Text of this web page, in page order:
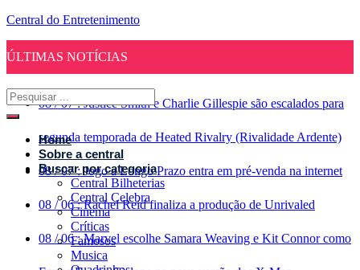
Central do Entretenimento
ÚLTIMAS NOTÍCIAS
08 / 07 : Justice Smith e Charlie Gillespie são escalados para
segunda temporada de Heated Rivalry (Rivalidade Ardente)
08 / 07 : Jogo a Longo Prazo entra em pré-venda na internet
08 / 06 : Rachel Reid finaliza a produção de Unrivaled
08 / 06 : Marvel escolhe Samara Weaving e Kit Connor como
Home
Sobre a central
Buscar por categoria
Central Bilheterias
Central Celebra
Cinema
Críticas
Famosos
Musica